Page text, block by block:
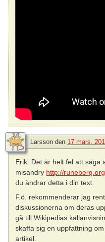
Larsson den 17 mars,
Erik: Det är helt fel att säga
misandry http://
du ändrar detta i din text.
F.ö. rekommenderar jag
diskussionerna om deras
gå till Wikipedias
skaffa sig en uppfattning
artikel.